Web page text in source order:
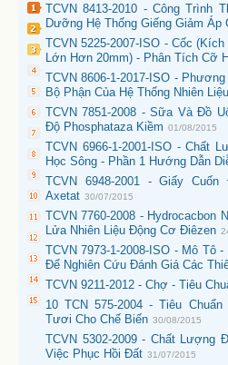
TCVN 8413-2010 - Công Trình
Dưỡng Hệ Thống Giếng Giảm Áp
TCVN 5225-2007-ISO - Cốc
Lớn Hơn 20mm) - Phân Tích Cỡ
TCVN 8606-1-2017-ISO -
Bộ Phận Của Hệ Thống Nhiên
TCVN 7851-2008 - Sữa Và Đồ
Độ Phosphataza Kiềm 01/08/2015
TCVN 6966-1-2001-ISO - Chất
Học Sông - Phần 1 Hướng Dẫn
TCVN 6948-2001 - Giấy
Axetat 30/07/2015
TCVN 7760-2008 - Hydrocacbon
Lửa Nhiên Liệu Động Cơ Điêzen
TCVN 7973-1-2008-ISO - Mô Tô
Để Nghiên Cứu Đánh Giá Các
TCVN 9211-2012 - Chợ - Tiêu
10 TCN 575-2004 - Tiêu
Tươi Cho Chế Biến 30/08/2015
TCVN 5302-2009 - Chất Lượng
Việc Phục Hồi Đất 31/07/2015